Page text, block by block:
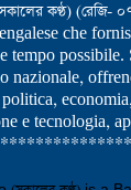
কণ্ঠ) (রেজি-
che
tempo
nazionale,
e tecnologia,